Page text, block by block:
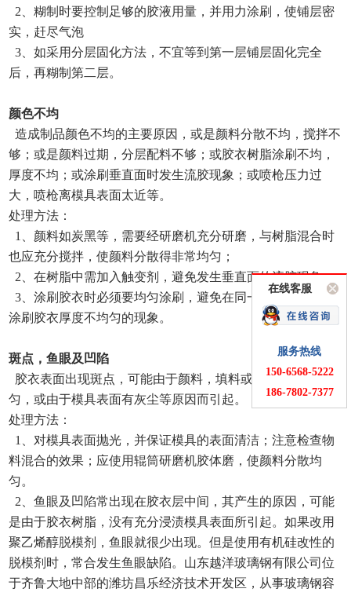
2、糊制时要控制足够的胶液用量，并用力涂刷，使铺层密
实，赶尽气泡
3、如采用分层固化方法，不宜等到第一层铺层固化完全
后，再糊制第二层。
颜色不均
造成制品颜色不均的主要原因，或是颜料分散不均，搅拌不
够；或是颜料过期，分层配料不够；或胶衣树脂涂刷不均，
厚度不均；或涂刷垂直面时发生流胶现象；或喷枪压力过
大，喷枪离模具表面太近等。
处理方法：
1、颜料如炭黑等，需要经研磨机充分研磨，与树脂混合时
也应充分搅拌，使颜料分散得非常均匀；
2、在树脂中需加入触变剂，避免发生垂直面的流胶现象；
3、涂刷胶衣时必须要均匀涂刷，避免在同一平面上，出现
涂刷胶衣厚度不均匀的现象。
斑点，鱼眼及凹陷
胶衣表面出现斑点，可能由于颜料，填料或触变剂分散不均
匀，或由于模具表面有灰尘等原因而引起。
处理方法：
1、对模具表面抛光，并保证模具的表面清洁；注意检查物
料混合的效果；应使用辊筒研磨机胶体磨，使颜料分散均
匀。
2、鱼眼及凹陷常出现在胶衣层中间，其产生的原因，可能
是由于胶衣树脂，没有充分浸渍模具表面所引起。如果改用
聚乙烯醇脱模剂，鱼眼就很少出现。但是使用有机硅改性的
脱模剂时，常合发生鱼眼缺陷。山东越洋玻璃钢有限公司位
于齐鲁大地中部的潍坊昌乐经济技术开发区，从事玻璃钢容
在线客服
服务热线
150-6568-5222
186-7802-7377